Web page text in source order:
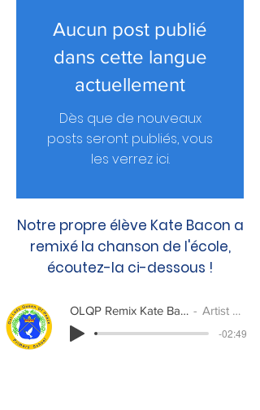
Aucun post publié
dans cette langue
actuellement
Dès que de nouveaux
posts seront publiés, vous
les verrez ici.
Notre propre élève Kate Bacon a
remixé la chanson de l'école,
écoutez-la ci-dessous !
OLQP Remix Kate Bacon P7B
Artist Name
-02:49